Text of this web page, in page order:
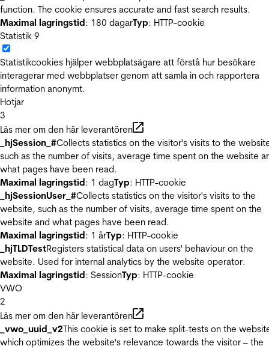
function. The cookie ensures accurate and fast search results.
Maximal lagringstid: 180 dagarTyp: HTTP-cookie
Statistik 9
Statistikcookies hjälper webbplatsägare att förstå hur besökare
interagerar med webbplatser genom att samla in och rapportera
information anonymt.
Hotjar
3
Läs mer om den här leverantören
_hjSession_#Collects statistics on the visitor's visits to the
such as the number of visits, average time spent on the website
what pages have been read.
Maximal lagringstid: 1 dagTyp: HTTP-cookie
_hjSessionUser_#Collects statistics on the visitor's visits to the
website, such as the number of visits, average time spent on the
website and what pages have been read.
Maximal lagringstid: 1 årTyp: HTTP-cookie
_hjTLDTestRegisters statistical data on users' behaviour on the
website. Used for internal analytics by the website operator.
Maximal lagringstid: SessionTyp: HTTP-cookie
VWO
2
Läs mer om den här leverantören
_vwo_uuid_v2This cookie is set to make split-tests on the
which optimizes the website's relevance towards the visitor – the